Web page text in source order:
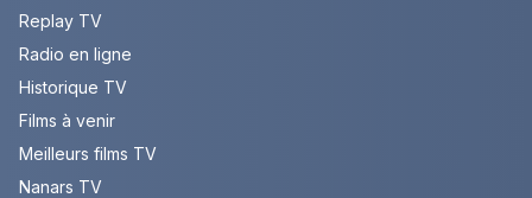
Replay TV
Radio en ligne
Historique TV
Films à venir
Meilleurs films TV
Nanars TV